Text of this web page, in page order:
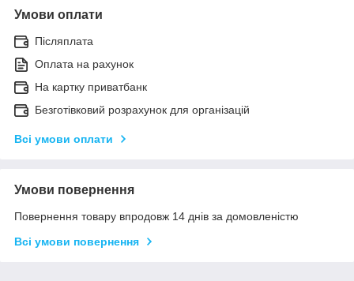
Умови оплати
Післяплата
Оплата на рахунок
На картку приватбанк
Безготівковий розрахунок для організацій
Всі умови оплати
Умови повернення
Повернення товару впродовж 14 днів за домовленістю
Всі умови повернення